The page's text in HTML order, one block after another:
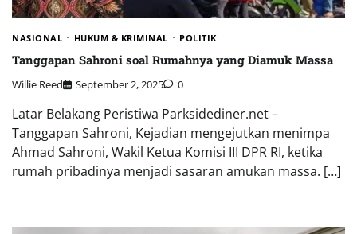
NASIONAL HUKUM & KRIMINAL POLITIK
Tanggapan Sahroni soal Rumahnya yang Diamuk Massa
Willie Reed September 2, 2025 0
Latar Belakang Peristiwa Parksidediner.net –
Tanggapan Sahroni, Kejadian mengejutkan menimpa
Ahmad Sahroni, Wakil Ketua Komisi III DPR RI, ketika
rumah pribadinya menjadi sasaran amukan massa. […]